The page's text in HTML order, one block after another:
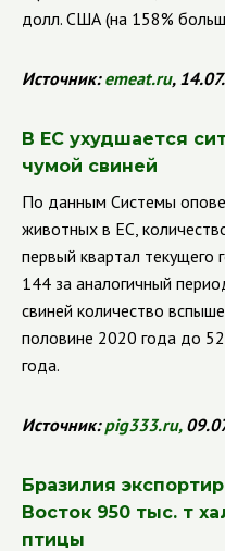
долл. США (на 158%
Источник:emeat.ru,
В ЕС ухудшается
чумой свиней
По данным Системы
животных в ЕС,
первый квартал
144 за аналогичный
свиней количество
половине 2020 года до
года.
Источник:pig333.ru,
Бразилия
Восток 950 тыс. т
птицы